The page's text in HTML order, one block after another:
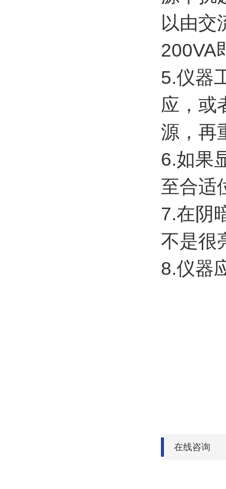
以由交
200VA
5.仪器
应，或
源，再
6.如果
至合适
7.在阴
不是很
8.仪器
在线咨询